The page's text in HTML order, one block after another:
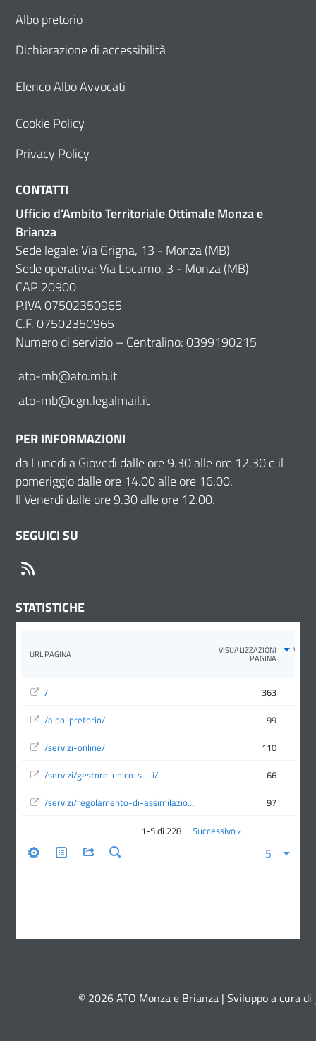
Albo pretorio
Dichiarazione di accessibilità
Elenco Albo Avvocati
Cookie Policy
Privacy Policy
CONTATTI
Ufficio d’Ambito Territoriale Ottimale Monza e
Brianza
Sede legale: Via Grigna, 13 - Monza (MB)
Sede operativa: Via Locarno, 3 - Monza (MB)
CAP 20900
P.IVA 07502350965
C.F. 07502350965
Numero di servizio – Centralino: 0399190215
ato-mb@ato.mb.it
ato-mb@cgn.legalmail.it
PER INFORMAZIONI
da Lunedì a Giovedì dalle ore 9.30 alle ore 12.30 e il
pomeriggio dalle ore 14.00 alle ore 16.00.
Il Venerdì dalle ore 9.30 alle ore 12.00.
SEGUICI SU
STATISTICHE
© 2026 ATO Monza e Brianza | Sviluppo a cura di